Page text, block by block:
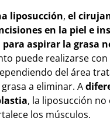
liposucción, el
en la piel e
aspirar la grasa
puede realizarse con
del área
a eliminar. A
, la liposucción no
los músculos.